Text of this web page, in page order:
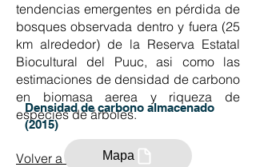
tendencias emergentes en pérdida de
bosques observada dentro y fuera (25
km alrededor) de la Reserva Estatal
Biocultural del Puuc, asi como las
estimaciones de densidad de carbono
en biomasa aerea y riqueza de
especies de árboles.
Volver a Mapa de Tendencias
Densidad de carbono almacenado
(2015)
Mapa